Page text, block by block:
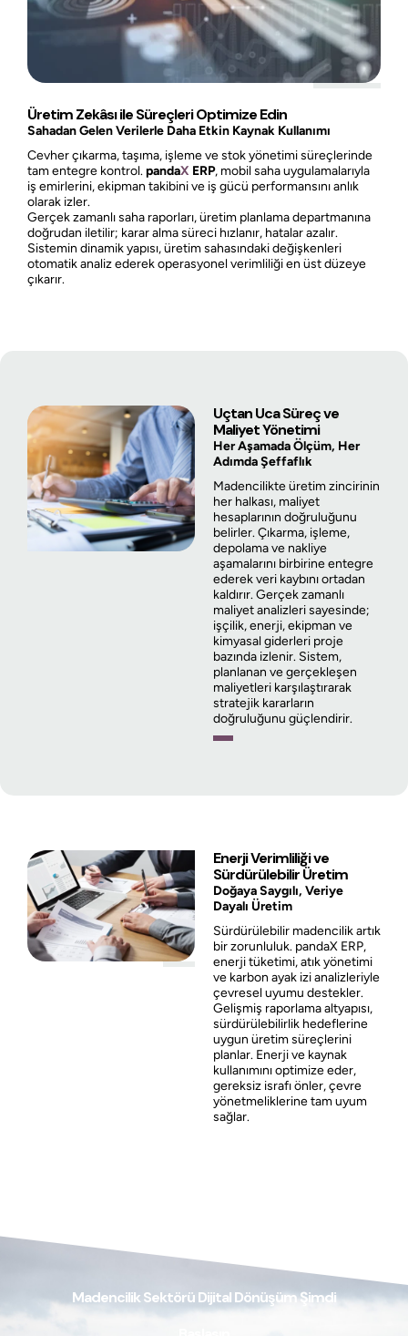
Üretim Zekâsı ile Süreçleri Optimize Edin
Sahadan Gelen Verilerle Daha Etkin Kaynak Kullanımı
Cevher çıkarma, taşıma, işleme ve stok yönetimi süreçlerinde
tam entegre kontrol.pandaX ERP, mobil saha uygulamalarıyla
iş emirlerini, ekipman takibini ve iş gücü performansını anlık
olarak izler.
Gerçek zamanlı saha raporları, üretim planlama departmanına
doğrudan iletilir; karar alma süreci hızlanır, hatalar azalır.
Sistemin dinamik yapısı, üretim sahasındaki değişkenleri
otomatik analiz ederek operasyonel verimliliği en üst düzeye
çıkarır.
Uçtan Uca Süreç ve
Maliyet Yönetimi
Her Aşamada Ölçüm, Her
Adımda Şeffaflık
Madencilikte üretim zincirinin
her halkası, maliyet
hesaplarının doğruluğunu
belirler. Çıkarma, işleme,
depolama ve nakliye
aşamalarını birbirine entegre
ederek veri kaybını ortadan
kaldırır. Gerçek zamanlı
maliyet analizleri sayesinde;
işçilik, enerji, ekipman ve
kimyasal giderleri proje
bazında izlenir. Sistem,
planlanan ve gerçekleşen
maliyetleri karşılaştırarak
stratejik kararların
doğruluğunu güçlendirir.
Enerji Verimliliği ve
Sürdürülebilir Üretim
Doğaya Saygılı, Veriye
Dayalı Üretim
Sürdürülebilir madencilik artık
bir zorunluluk. pandaX ERP,
enerji tüketimi, atık yönetimi
ve karbon ayak izi analizleriyle
çevresel uyumu destekler.
Gelişmiş raporlama altyapısı,
sürdürülebilirlik hedeflerine
uygun üretim süreçlerini
planlar. Enerji ve kaynak
kullanımını optimize eder,
gereksiz israfı önler, çevre
yönetmeliklerine tam uyum
sağlar.
Madencilik Sektörü Dijital Dönüşüm Şimdi